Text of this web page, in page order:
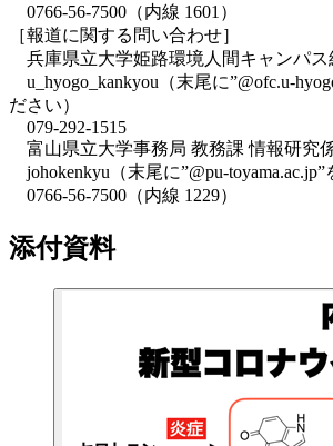
0766-56-7500（内線 1601）
［報道に関する問い合わせ］
兵庫県立大学姫路環境人間キャンパス
u_hyogo_kankyou（末尾に”@ofc.u-
ださい）
079-292-1515
富山県立大学事務局 教務課 情報研究
johokenkyu（末尾に”@pu-toyama.ac.jp”
0766-56-7500（内線 1229）
添付資料